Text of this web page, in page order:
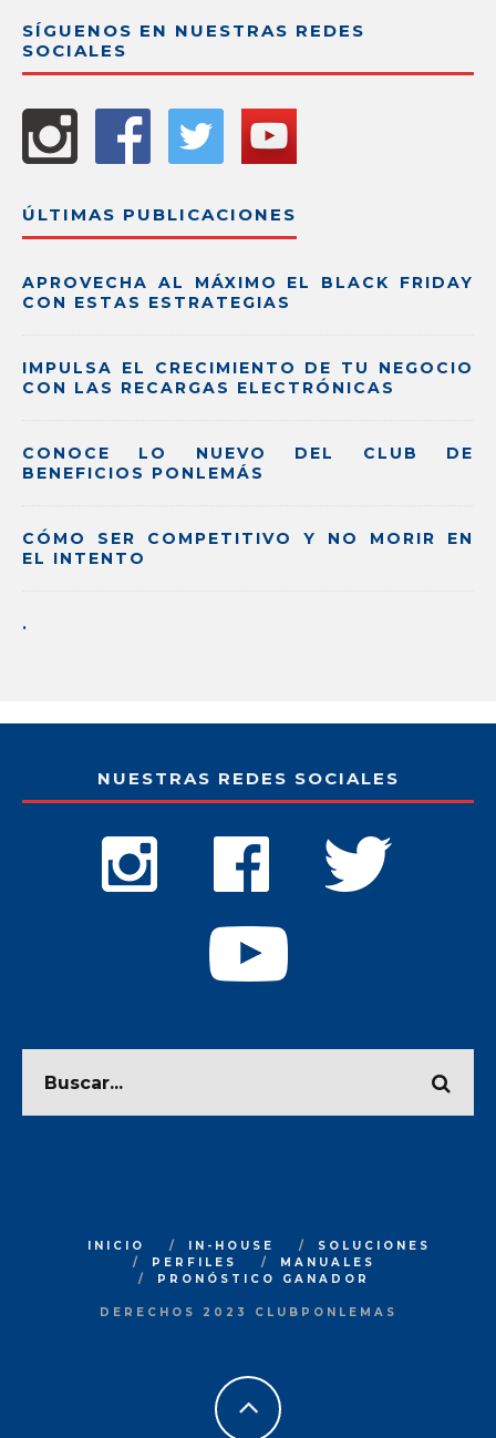
SÍGUENOS EN NUESTRAS REDES
SOCIALES
ÚLTIMAS PUBLICACIONES
APROVECHA AL MÁXIMO EL BLACK FRIDAY
CON ESTAS ESTRATEGIAS
IMPULSA EL CRECIMIENTO DE TU NEGOCIO
CON LAS RECARGAS ELECTRÓNICAS
CONOCE LO NUEVO DEL CLUB DE
BENEFICIOS PONLEMÁS
CÓMO SER COMPETITIVO Y NO MORIR EN
EL INTENTO
.
NUESTRAS REDES SOCIALES
INICIO IN-HOUSE
SOLUCIONES
PERFILES
MANUALES
PRONÓSTICO GANADOR
DERECHOS 2023 CLUBPONLEMAS